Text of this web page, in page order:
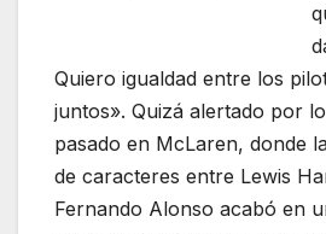
Quiero igualdad entre los
juntos». Quizá alertado por
pasado en McLaren, donde
de caracteres entre Lewis
Fernando Alonso acabó en